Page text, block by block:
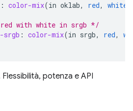
: color-mix(in oklab, red, white
with white in srgb */
srgb : color-mix(in srgb, red,
potenza e API